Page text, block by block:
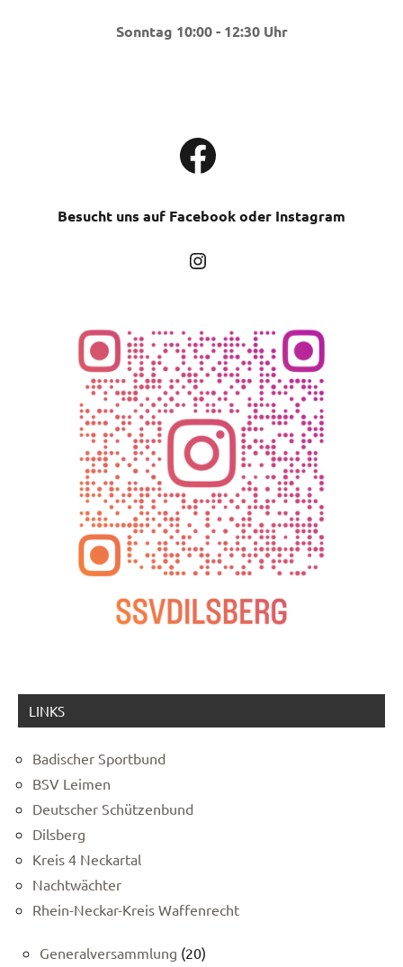
Sonntag 10:00 - 12:30 Uhr
Facebook
Besucht uns auf Facebook oder Instagram
Instagram
LINKS
Badischer Sportbund
BSV Leimen
Deutscher Schützenbund
Dilsberg
Kreis 4 Neckartal
Nachtwächter
Rhein-Neckar-Kreis Waffenrecht
Generalversammlung (20)